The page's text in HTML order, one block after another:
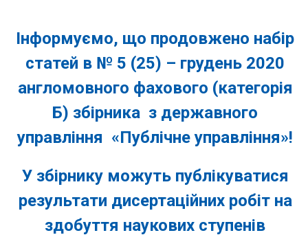
Інформуємо, що продовжено набір
статей в № 5 (25) – грудень 2020
англомовного фахового (категорія
Б) збірника з державного
управління «Публічне управління»!
У збірнику можуть публікуватися
результати дисертаційних робіт на
здобуття наукових ступенів